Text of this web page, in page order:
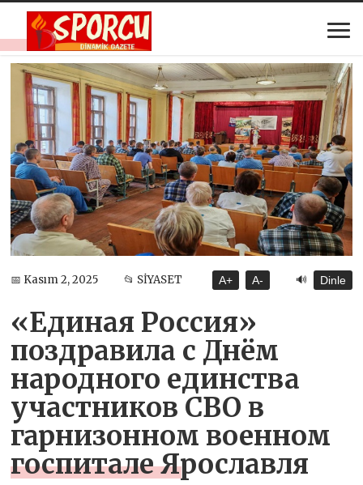
📅 Kasım 2, 2025 📂 SİYASET A+ A- 🔊 Dinle
«Единая Россия»
поздравила с Днём
народного единства
участников СВО в
гарнизонном военном
госпитале Ярославля